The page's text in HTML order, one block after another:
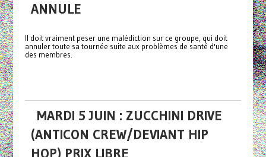
ANNULE
Il doit vraiment peser une malédiction sur ce groupe, qui doit
annuler toute sa tournée suite aux problèmes de santé d'une
des membres.
MARDI 5 JUIN : ZUCCHINI DRIVE
(ANTICON CREW/DEVIANT HIP
HOP) PRIX LIBRE